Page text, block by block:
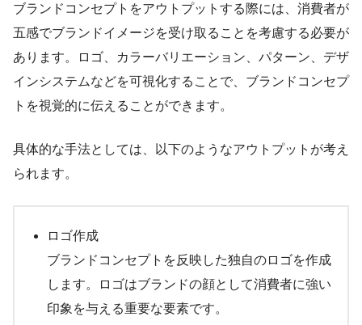
ブランドコンセプトをアウトプットする際には、消費者が
五感でブランドイメージを受け取ることを考慮する必要が
あります。ロゴ、カラーバリエーション、パターン、デザ
インシステムなどを可視化することで、ブランドコンセプ
トを視覚的に伝えることができます。
具体的な手法としては、以下のようなアウトプットが考え
られます。
ロゴ作成
ブランドコンセプトを反映した独自のロゴを作成
します。ロゴはブランドの顔として消費者に強い
印象を与える重要な要素です。